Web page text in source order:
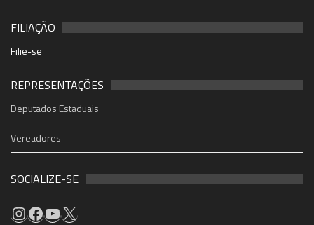
FILIAÇÃO
Filie-se
REPRESENTAÇÕES
Deputados Estaduais
Vereadores
SOCIALIZE-SE